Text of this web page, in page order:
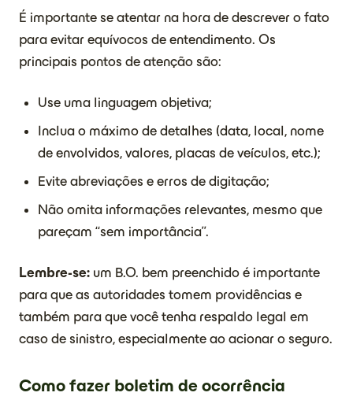
É importante se atentar na hora de descrever o fato
para evitar equívocos de entendimento. Os
principais pontos de atenção são:
Use uma linguagem objetiva;
Inclua o máximo de detalhes (data, local, nome
de envolvidos, valores, placas de veículos, etc.);
Evite abreviações e erros de digitação;
Não omita informações relevantes, mesmo que
pareçam “sem importância”.
Lembre-se: um B.O. bem preenchido é importante
para que as autoridades tomem providências e
também para que você tenha respaldo legal em
caso de sinistro, especialmente ao acionar o seguro.
Como fazer boletim de ocorrência